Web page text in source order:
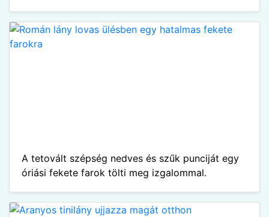
A tetovált szépség nedves és szűk punciját egy
óriási fekete farok tölti meg izgalommal.